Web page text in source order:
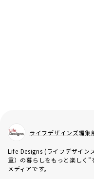
ライフデザインズ編集
Life Designs (ライフデザイン
重）の暮らしをもっと楽しく
メディアです。